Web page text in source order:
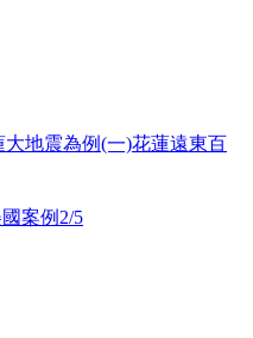
地震為例(一)花蓮遠東百
案例2/5